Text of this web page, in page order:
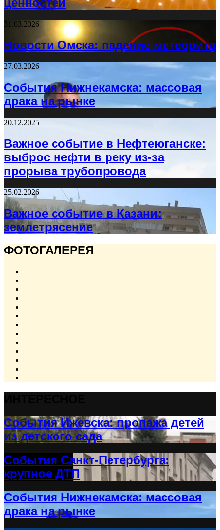
ценностей
31.03.2026
Новости Омска: падение метеорита
27.03.2026
События Нижнекамска: массовая
драка на рынке
20.12.2025
Важное событие в Нефтеюганске:
выброс нефти в реку из-за
прорыва трубопровода
25.02.2026
Важное событие в Казани:
землетрясение
ФОТОГАЛЕРЕЯ
События Ижевска: пропажа детей
из детского сада
События Санкт-Петербурга:
крупное ДТП
События Нижнекамска: массовая
драка на рынке